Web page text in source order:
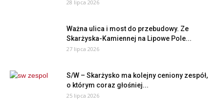
28 lipca 2026
Ważna ulica i most do przebudowy. Ze
Skarżyska-Kamiennej na Lipowe Pole...
27 lipca 2026
S/W – Skarżysko ma kolejny ceniony zespół,
o którym coraz głośniej...
25 lipca 2026